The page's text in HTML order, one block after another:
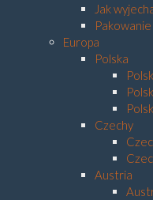
Jak
Europa
Polska
Czechy
Austria